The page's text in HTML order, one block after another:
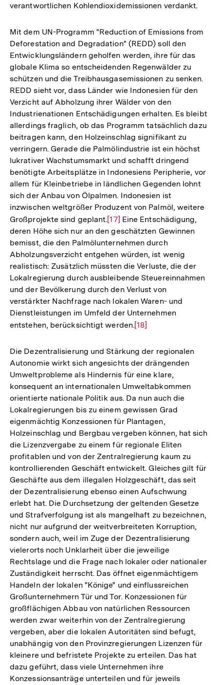
verantwortlichen Kohlendioxidemissionen verdankt.
Mit dem UN-Programm "Reduction of Emissions from
Deforestation and Degradation" (REDD) soll den
Entwicklungsländern geholfen werden, ihre für das
globale Klima so entscheidenden Regenwälder zu
schützen und die Treibhausgasemissionen zu senken.
REDD sieht vor, dass Länder wie Indonesien für den
Verzicht auf Abholzung ihrer Wälder von den
Industrienationen Entschädigungen erhalten. Es bleibt
allerdings fraglich, ob das Programm tatsächlich dazu
beitragen kann, den Holzeinschlag signifikant zu
verringern. Gerade die Palmölindustrie ist ein höchst
lukrativer Wachstumsmarkt und schafft dringend
benötigte Arbeitsplätze in Indonesiens Peripherie, vor
allem für Kleinbetriebe in ländlichen Gegenden lohnt
sich der Anbau von Ölpalmen. Indonesien ist
inzwischen weltgrößer Produzent von Palmöl, weitere
Großprojekte sind geplant.Zur
Auflösung
der
Fußnote
[17] Eine Entschädigung,
deren Höhe sich nur an den geschätzten Gewinnen
bemisst, die den Palmölunternehmen durch
Abholzungsverzicht entgehen würden, ist wenig
realistisch: Zusätzlich müssten die Verluste, die der
Lokalregierung durch ausbleibende Steuereinnahmen
und der Bevölkerung durch den Verlust von
verstärkter Nachfrage nach lokalen Waren- und
Dienstleistungen im Umfeld der Unternehmen
entstehen, berücksichtigt werden.Zur
der
Fußnote
[18]
Die Dezentralisierung und Stärkung der regionalen
Autonomie wirkt sich angesichts der drängenden
Umweltprobleme als Hindernis für eine klare,
konsequent an internationalen Umweltabkommen
orientierte nationale Politik aus. Da nun auch die
Lokalregierungen bis zu einem gewissen Grad
eigenmächtig Konzessionen für Plantagen,
Holzeinschlag und Bergbau vergeben können, hat sich
die Lizenzvergabe zu einem für regionale Eliten
profitablen und von der Zentralregierung kaum zu
kontrollierenden Geschäft entwickelt. Gleiches gilt für
Geschäfte aus dem illegalen Holzgeschäft, das seit
der Dezentralisierung ebenso einen Aufschwung
erlebt hat. Die Durchsetzung der geltenden Gesetze
und Strafverfolgung ist als mangelhaft zu bezeichnen,
nicht nur aufgrund der weitverbreiteten Korruption,
sondern auch, weil im Zuge der Dezentralisierung
vielerorts noch Unklarheit über die jeweilige
Rechtslage und die Frage nach lokaler oder nationaler
Zuständigkeit herrscht. Das öffnet eigenmächtigem
Handeln der lokalen "Könige" und einflussreichen
Großunternehmern Tür und Tor. Konzessionen für
großflächigen Abbau von natürlichen Ressourcen
werden zwar weiterhin von der Zentralregierung
vergeben, aber die lokalen Autoritäten sind befugt,
unabhängig von den Provinzregierungen Lizenzen für
kleinere und befristete Projekte zu erteilen. Das hat
dazu geführt, dass viele Unternehmen ihre
Konzessionsanträge unterteilen und für jeweils